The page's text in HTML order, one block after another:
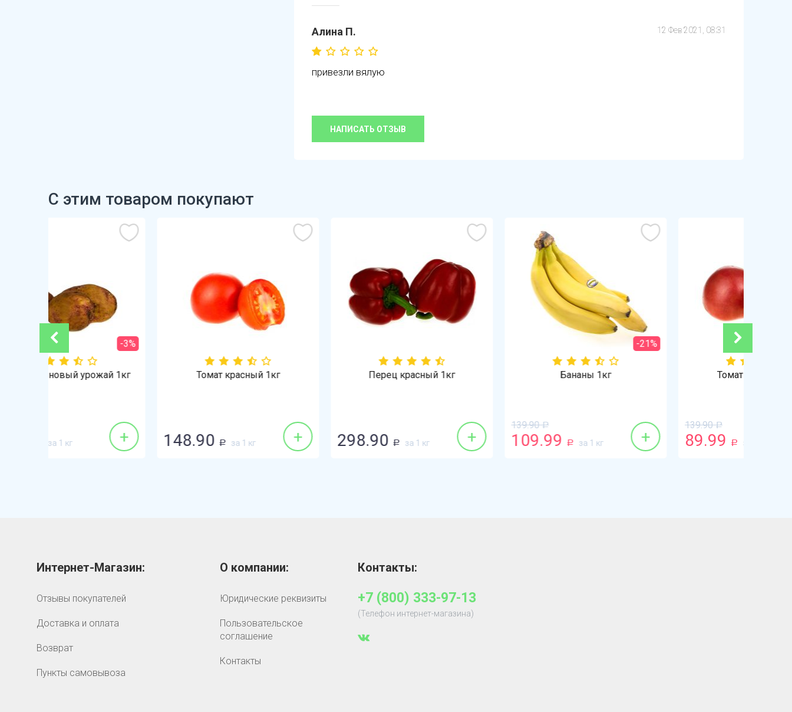
Алина П. 12 Фев 2021, 08:31
привезли вялую
НАПИСАТЬ ОТЗЫВ
С этим товаром покупают
Томат красный 1кг
148.90 за 1 кг +
Перец красный 1кг
298.90 за 1 кг + 109.99 за 1 кг + 89.99 Р за 1 кг +
Интернет-Магазин:
Отзывы покупателей
Доставка и оплата
Возврат
Пункты самовывоза
О компании:
Юридические реквизиты
Пользовательское
соглашение
Контакты
Контакты:
+7 (800) 333-97-13
(Телефон интернет-магазина)